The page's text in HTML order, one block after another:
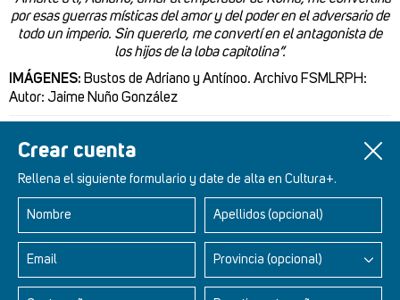
Crear cuenta
Rellena el siguiente formulario y date de alta en Cultura+.
Nombre Apellidos (opcional)
Email Provincia (opcional)
por esas guerras místicas del amor y del poder en el adversario de
todo un imperio. Sin quererlo, me convertí en el antagonista de
los hijos de la loba capitolina”.
IMÁGENES: Bustos de Adriano y Antínoo. Archivo FSMLRPH:
Autor: Jaime Nuño González
Retablos Renacentistas Este de León